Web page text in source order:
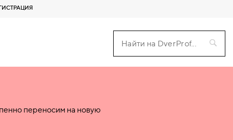
переносим на новую